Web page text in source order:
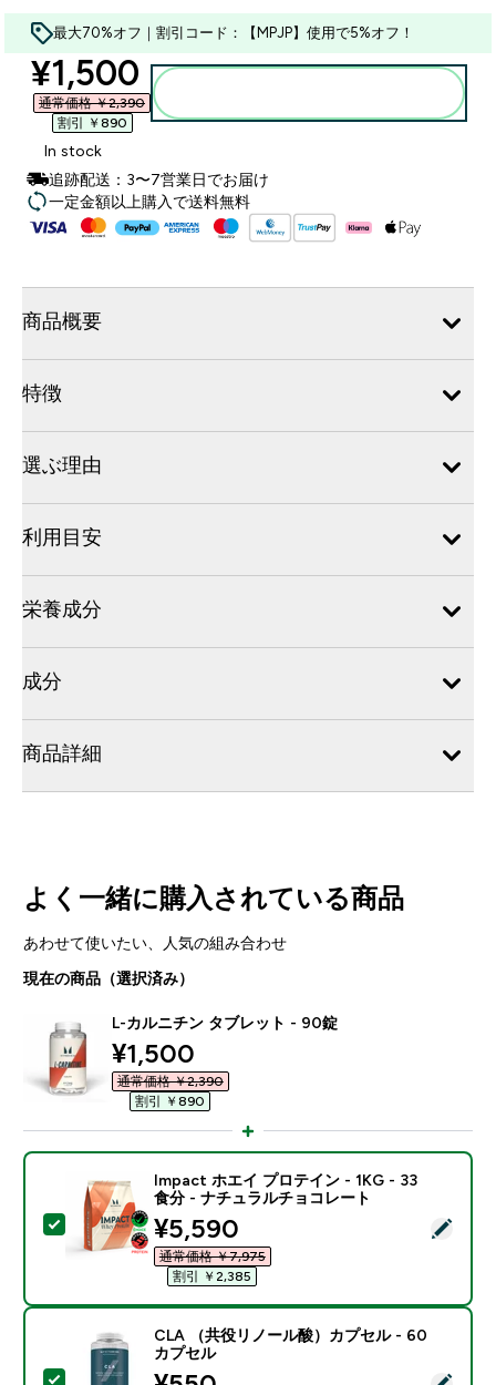
最大70%オフ｜割引コード：【MPJP】使用で5%オフ！
discounted price
¥1,500‎
通常価格 ￥2,390‎
割引 ￥890‎
In stock
追跡配送：3〜7営業日でお届け
一定金額以上購入で送料無料
商品概要
特徴
選ぶ理由
利用目安
栄養成分
成分
商品詳細
よく一緒に購入されている商品
あわせて使いたい、人気の組み合わせ
現在の商品（選択済み）
L-カルニチン タブレット - 90錠
discounted price
¥1,500‎
通常価格 ￥2,390‎
割引 ￥890‎
この商品を選択 - Impact ホエイ プロテイン - 1KG -
Impact ホエイ プロテイン - 1KG - 33
食分 - ナチュラルチョコレート
discounted price
¥5,590‎
通常価格 ￥7,975‎
割引 ￥2,385‎
この商品を選択 - CLA （共役リノール酸）カプセル -
CLA （共役リノール酸）カプセル - 60
カプセル